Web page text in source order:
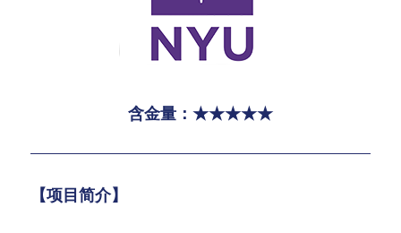
含金量：★★★★★
【项目简介】